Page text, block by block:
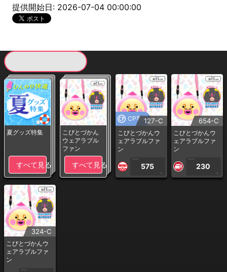
提供開始日: 2026-07-04 00:00:00
夏グッズ特集
すべて見る
こびとづかん
ウェアラブル
ファン
すべて見る
CP専用127-C
こびとづかんウ
ェアラブルファ
ン
1PLAY
575
CP
654-C
こびとづかんウ
ェアラブルファ
ン
1PLAY
230
CP
324-C
こびとづかんウ
ェアラブルファ
ン
1PLAY